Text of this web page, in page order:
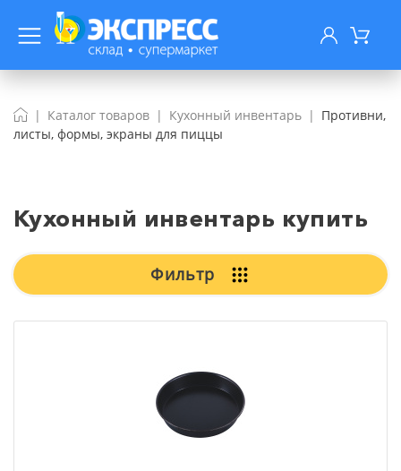
Каталог товаров Кухонный инвентарь
Противни,
листы, формы, экраны для пиццы
Кухонный инвентарь купить
Фильтр